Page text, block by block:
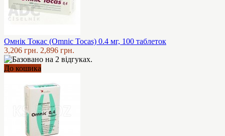
Омнік Токас (Omnic Tocas) 0.4 мг, 100 таблеток
3,206 грн. 2,896 грн.
До кошика